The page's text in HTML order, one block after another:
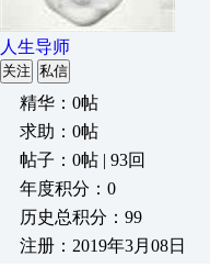
人生导师
关注 私信
精华：0帖
求助：0帖
帖子：0帖 | 93回
年度积分：0
历史总积分：99
注册：2019年3月08日